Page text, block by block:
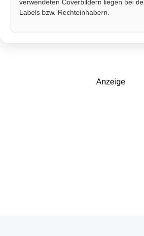
verwendeten Coverbildern liegen bei
Labels bzw. Rechteinhabern.
Anzeige